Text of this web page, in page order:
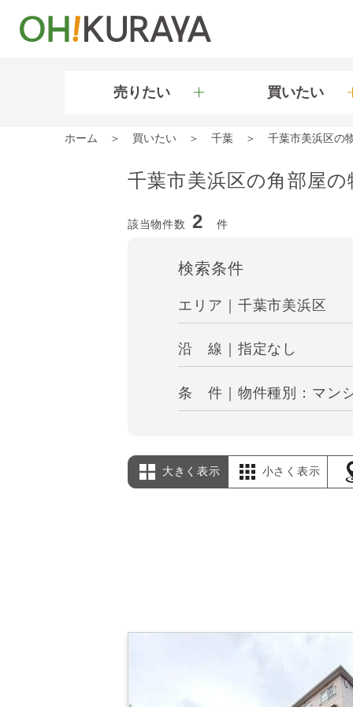
売りたい 買いたい
ホーム 買いたい 千葉 千葉市美浜区の
千葉市美浜区の角部屋の
該当物件数 2 件
検索条件
エリア｜千葉市美浜区
沿 線｜指定なし
条 件｜物件種別：マン
大きく表示 小さく表示